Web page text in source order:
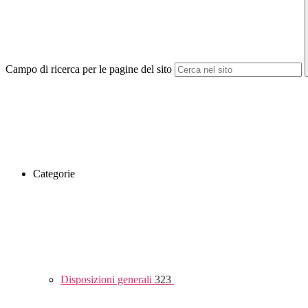
Campo di ricerca per le pagine del sito
Categorie
Disposizioni generali 323